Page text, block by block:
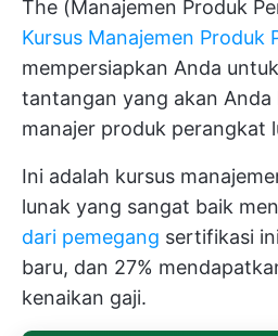
The (Manajemen Produk
Kursus Manajemen Produk
mempersiapkan Anda
tantangan yang akan Anda
manajer produk perangkat
Ini adalah kursus
lunak yang sangat baik
dari pemegang sertifikasi
baru, dan 27%
kenaikan gaji.